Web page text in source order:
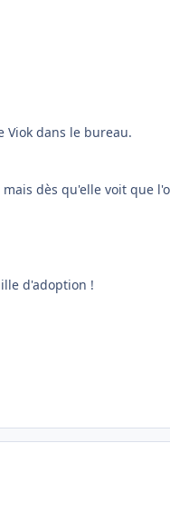
Viok dans le bureau.
dès qu'elle voit que
d'adoption !